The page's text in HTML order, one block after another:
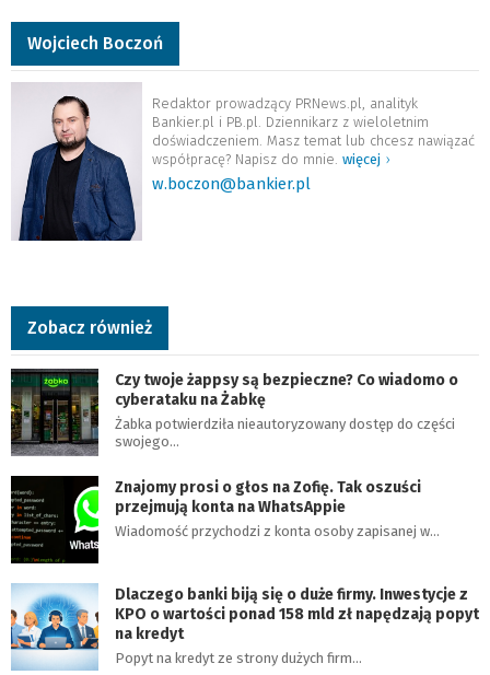
Wojciech Boczoń
Redaktor prowadzący PRNews.pl, analityk
Bankier.pl i PB.pl. Dziennikarz z wieloletnim
doświadczeniem. Masz temat lub chcesz nawiązać
współpracę? Napisz do mnie. więcej ›
w.boczon@bankier.pl
Zobacz również
Czy twoje żappsy są bezpieczne? Co wiadomo o
cyberataku na Żabkę
Żabka potwierdziła nieautoryzowany dostęp do części
swojego…
Znajomy prosi o głos na Zofię. Tak oszuści
przejmują konta na WhatsAppie
Wiadomość przychodzi z konta osoby zapisanej w…
Dlaczego banki biją się o duże firmy. Inwestycje z
KPO o wartości ponad 158 mld zł napędzają popyt
na kredyt
Popyt na kredyt ze strony dużych firm…